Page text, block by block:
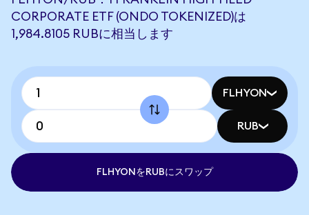
CORPORATE ETF (ONDO TOKENIZED)は
1,984.8105 RUBに相当します
FLHYON
RUB
FLHYONをRUBにスワップ